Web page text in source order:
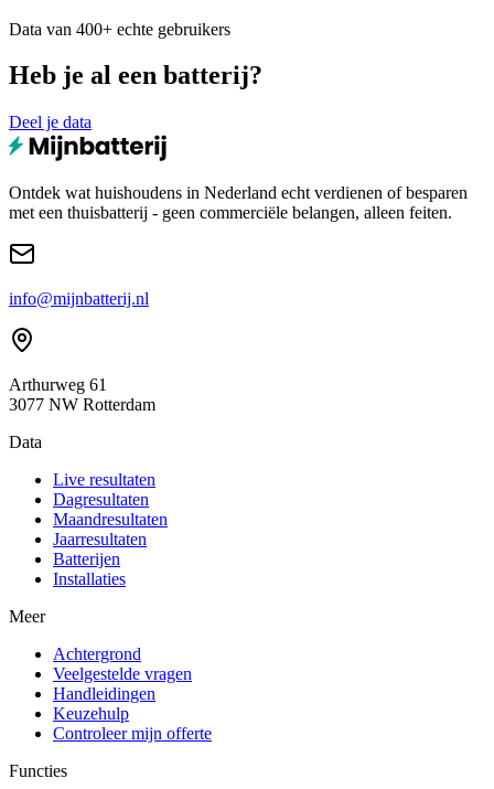
Data van 400+ echte gebruikers
Heb je al een batterij?
Deel je data
Ontdek wat huishoudens in Nederland echt verdienen of besparen
met een thuisbatterij - geen commerciële belangen, alleen feiten.
info@mijnbatterij.nl
Arthurweg 61
3077 NW Rotterdam
Data
Live resultaten
Dagresultaten
Maandresultaten
Jaarresultaten
Batterijen
Installaties
Meer
Achtergrond
Veelgestelde vragen
Handleidingen
Keuzehulp
Controleer mijn offerte
Functies